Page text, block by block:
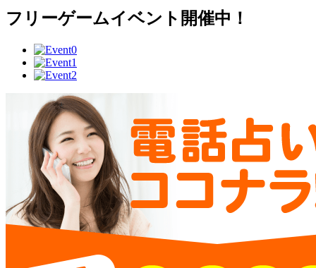
フリーゲームイベント開催中！